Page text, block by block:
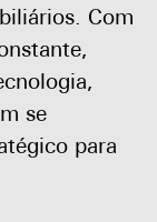
Com
se
para